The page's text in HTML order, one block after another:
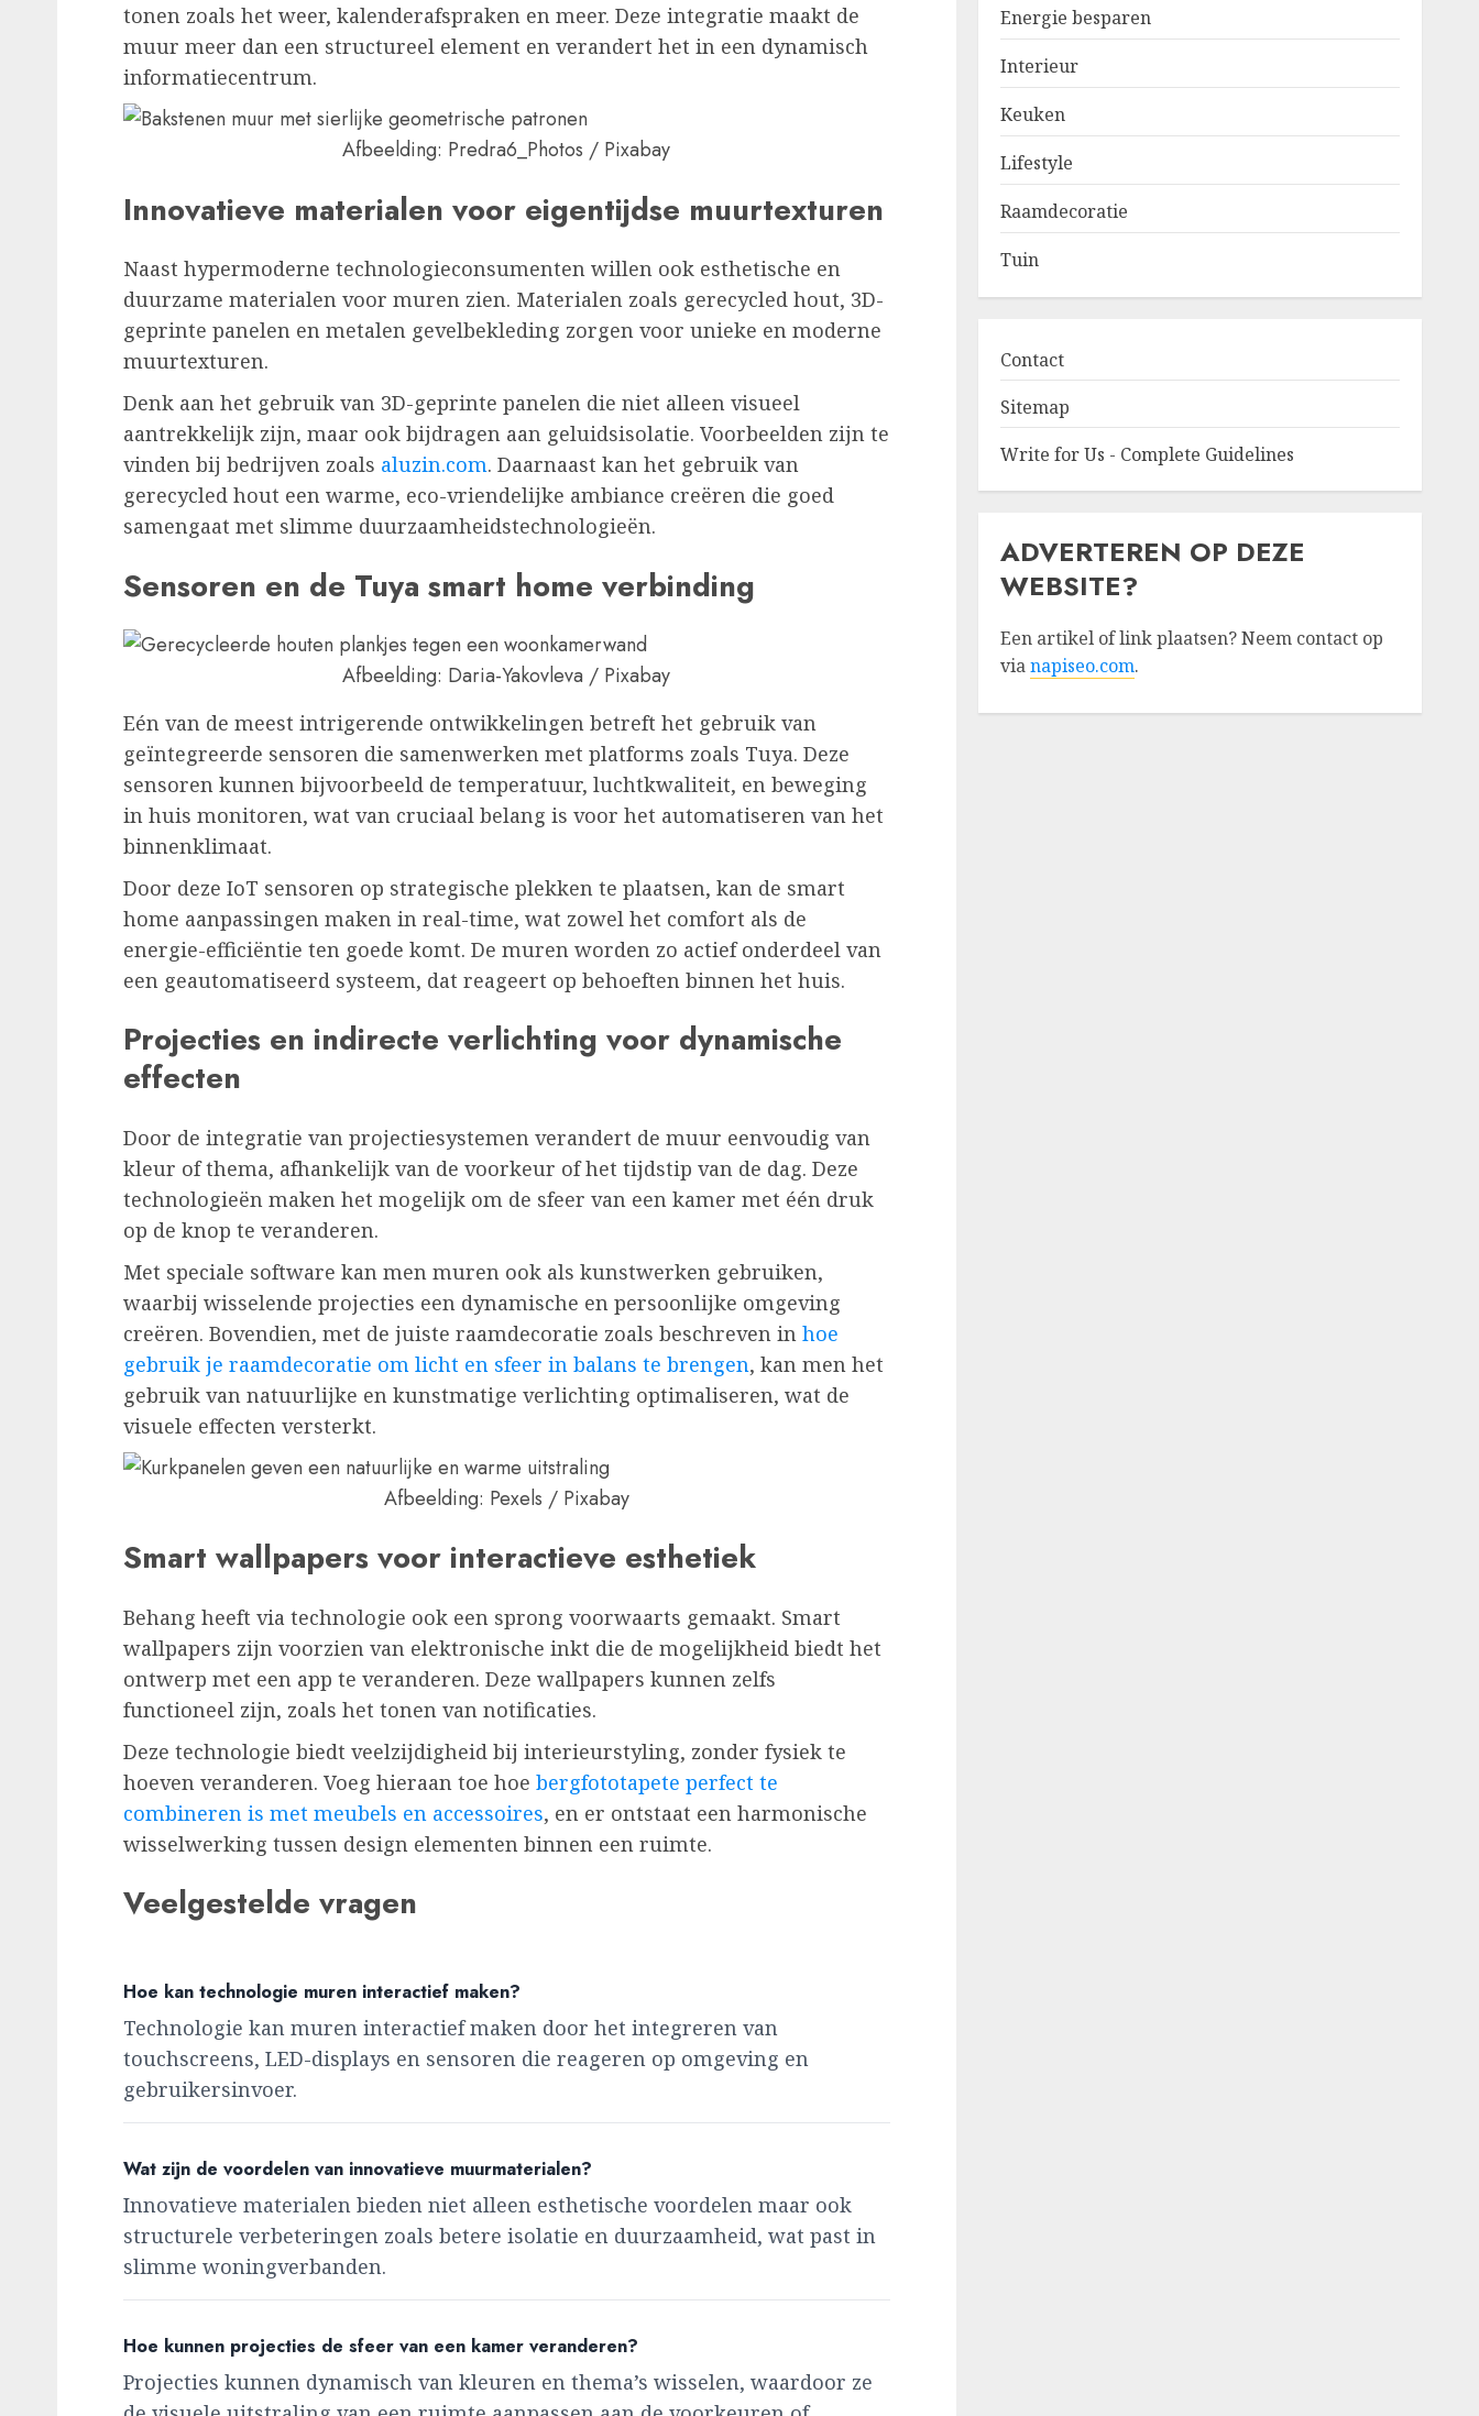
tonen zoals het weer, kalenderafspraken en meer. Deze integratie maakt de
muur meer dan een structureel element en verandert het in een dynamisch
informatiecentrum.
Afbeelding: Predra6_Photos / Pixabay
Innovatieve materialen voor eigentijdse muurtexturen
Naast hypermoderne technologieconsumenten willen ook esthetische en
duurzame materialen voor muren zien. Materialen zoals gerecycled hout, 3D-
geprinte panelen en metalen gevelbekleding zorgen voor unieke en moderne
muurtexturen.
Denk aan het gebruik van 3D-geprinte panelen die niet alleen visueel
aantrekkelijk zijn, maar ook bijdragen aan geluidsisolatie. Voorbeelden zijn te
vinden bij bedrijven zoals aluzin.com. Daarnaast kan het gebruik van
gerecycled hout een warme, eco-vriendelijke ambiance creëren die goed
samengaat met slimme duurzaamheidstechnologieën.
Sensoren en de Tuya smart home verbinding
Afbeelding: Daria-Yakovleva / Pixabay
Eén van de meest intrigerende ontwikkelingen betreft het gebruik van
geïntegreerde sensoren die samenwerken met platforms zoals Tuya. Deze
sensoren kunnen bijvoorbeeld de temperatuur, luchtkwaliteit, en beweging
in huis monitoren, wat van cruciaal belang is voor het automatiseren van het
binnenklimaat.
Door deze IoT sensoren op strategische plekken te plaatsen, kan de smart
home aanpassingen maken in real-time, wat zowel het comfort als de
energie-efficiëntie ten goede komt. De muren worden zo actief onderdeel van
een geautomatiseerd systeem, dat reageert op behoeften binnen het huis.
Projecties en indirecte verlichting voor dynamische
effecten
Door de integratie van projectiesystemen verandert de muur eenvoudig van
kleur of thema, afhankelijk van de voorkeur of het tijdstip van de dag. Deze
technologieën maken het mogelijk om de sfeer van een kamer met één druk
op de knop te veranderen.
Met speciale software kan men muren ook als kunstwerken gebruiken,
waarbij wisselende projecties een dynamische en persoonlijke omgeving
creëren. Bovendien, met de juiste raamdecoratie zoals beschreven in hoe
gebruik je raamdecoratie om licht en sfeer in balans te brengen, kan men het
gebruik van natuurlijke en kunstmatige verlichting optimaliseren, wat de
visuele effecten versterkt.
Afbeelding: Pexels / Pixabay
Smart wallpapers voor interactieve esthetiek
Behang heeft via technologie ook een sprong voorwaarts gemaakt. Smart
wallpapers zijn voorzien van elektronische inkt die de mogelijkheid biedt het
ontwerp met een app te veranderen. Deze wallpapers kunnen zelfs
functioneel zijn, zoals het tonen van notificaties.
Deze technologie biedt veelzijdigheid bij interieurstyling, zonder fysiek te
hoeven veranderen. Voeg hieraan toe hoe bergfototapete perfect te
combineren is met meubels en accessoires, en er ontstaat een harmonische
wisselwerking tussen design elementen binnen een ruimte.
Veelgestelde vragen
Hoe kan technologie muren interactief maken?
Technologie kan muren interactief maken door het integreren van
touchscreens, LED-displays en sensoren die reageren op omgeving en
gebruikersinvoer.
Wat zijn de voordelen van innovatieve muurmaterialen?
Innovatieve materialen bieden niet alleen esthetische voordelen maar ook
structurele verbeteringen zoals betere isolatie en duurzaamheid, wat past in
slimme woningverbanden.
Hoe kunnen projecties de sfeer van een kamer veranderen?
Projecties kunnen dynamisch van kleuren en thema’s wisselen, waardoor ze
Energie besparen
Interieur
Keuken
Lifestyle
Raamdecoratie
Tuin
Contact
Sitemap
Write for Us - Complete Guidelines
ADVERTEREN OP DEZE
WEBSITE?
Een artikel of link plaatsen? Neem contact op
vianapiseo.com.